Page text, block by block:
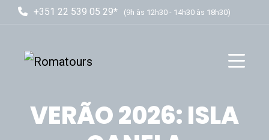
+351 22 539 05 29* (9h às 12h30 - 14h30 às 18h30)
VERÃO 2026: ISLA